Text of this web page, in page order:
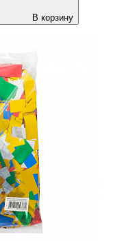
В корзину